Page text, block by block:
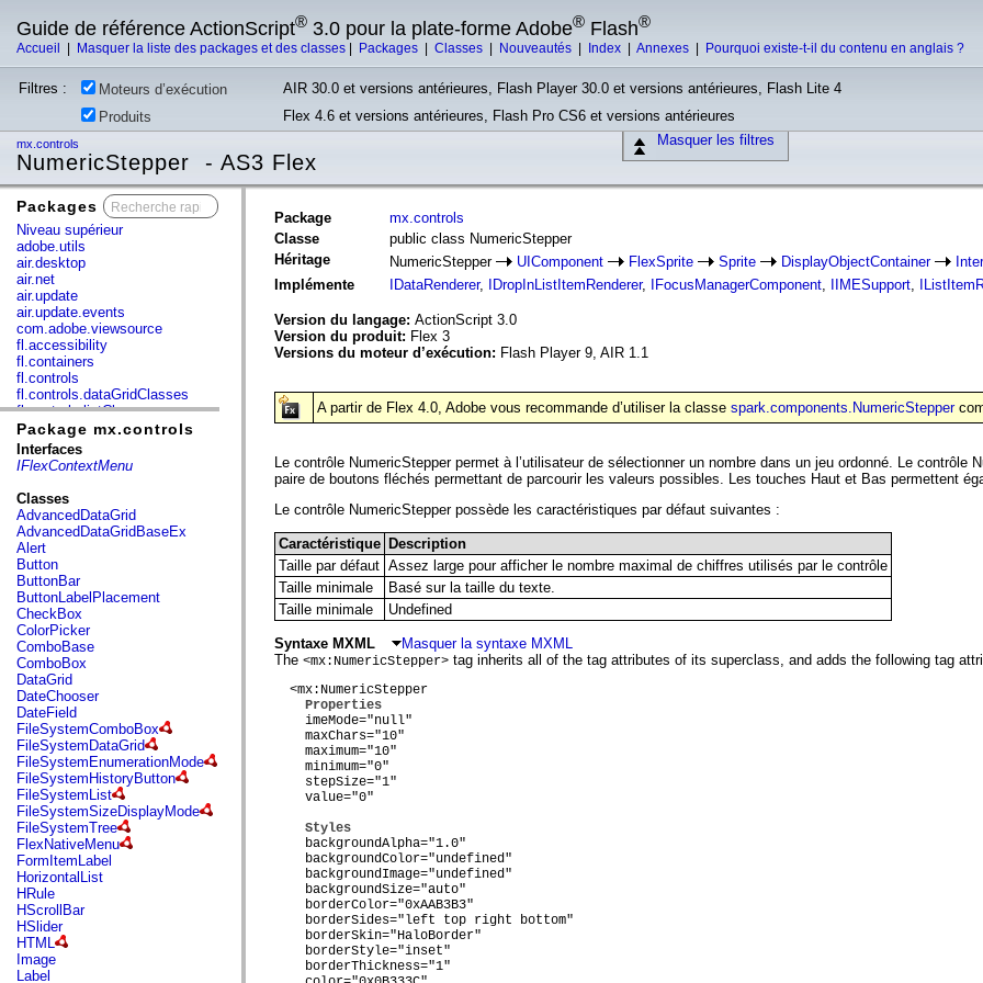
Guide de référence ActionScript® 3.0 pour la plate-forme Adobe® Flash®
Accueil Masquer la liste des packages et des classes Packages Classes Nouveautés Index Annexes Pourquoi existe-t-il du contenu en anglais ?
Filtres : Moteurs d’exécution
AIR 30.0 et versions antérieures, Flash Player 30.0 et versions antérieures, Flash Lite 4
Produits
Flex 4.6 et versions antérieures, Flash Pro CS6 et versions antérieures
Masquer les filtres
mx.controls
NumericStepper - AS3 Flex
Packages
Niveau supérieur
adobe.utils
air.desktop
air.net
air.update
air.update.events
com.adobe.viewsource
fl.accessibility
fl.containers
fl.controls
fl.controls.dataGridClasses
fl.controls.listClasses
fl.controls.progressBarClasses
fl.core
fl.data
fl.events
fl.ik
fl.lang
fl.livepreview
fl.managers
fl.motion
fl.motion.easing
fl.rsl
fl.text
fl.transitions
fl.transitions.easing
fl.video
flash.accessibility
flash.concurrent
flash.crypto
flash.data
flash.desktop
flash.display
flash.display3D
flash.display3D.textures
flash.errors
flash.events
flash.external
flash.filesystem
flash.filters
flash.geom
flash.globalization
flash.html
flash.media
flash.net
Package mx.controls
Interfaces
IFlexContextMenu
Classes
AdvancedDataGrid
AdvancedDataGridBaseEx
Alert
Button
ButtonBar
ButtonLabelPlacement
CheckBox
ColorPicker
ComboBase
ComboBox
DataGrid
DateChooser
DateField
FileSystemComboBox
FileSystemDataGrid
FileSystemEnumerationMode
FileSystemHistoryButton
FileSystemList
FileSystemSizeDisplayMode
FileSystemTree
FlexNativeMenu
FormItemLabel
HorizontalList
HRule
HScrollBar
HSlider
HTML
Image
Label
Package
mx.controls
Classe
public class NumericStepper
Héritage
NumericStepper UIComponent FlexSprite Sprite DisplayObjectContainer
Implémente
IDataRenderer, IDropInListItemRenderer, IFocusManagerComponent, IIMESupport,
Version du langage: ActionScript 3.0
Version du produit: Flex 3
Versions du moteur d’exécution: Flash Player 9, AIR 1.1
A partir de Flex 4.0, Adobe vous recommande d’utiliser la classe spark.components.NumericStepper
Le contrôle NumericStepper permet à l’utilisateur de sélectionner un nombre dans un jeu ordonné. Le contrôle
paire de boutons fléchés permettant de parcourir les valeurs possibles. Les touches Haut et Bas permettent
Le contrôle NumericStepper possède les caractéristiques par défaut suivantes :
Caractéristique Description
Taille par défaut Assez large pour afficher le nombre maximal de chiffres utilisés par le contrôle
Taille minimale
Basé sur la taille du texte.
Taille minimale
Undefined
Syntaxe MXML
Masquer la syntaxe MXML
The <mx:NumericStepper> tag inherits all of the tag attributes of its superclass, and adds the following tag
  <mx:NumericStepper
Properties
    imeMode="null"
    maxChars="10"
    maximum="10"
    minimum="0"
    stepSize="1"
    value="0"
Styles
    backgroundAlpha="1.0"
    backgroundColor="undefined"
    backgroundImage="undefined"
    backgroundSize="auto"
    borderColor="0xAAB3B3"
    borderSides="left top right bottom"
    borderSkin="HaloBorder"
    borderStyle="inset"
    borderThickness="1"